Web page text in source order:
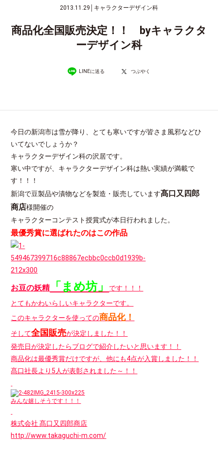
2013.11.29 キャラクターデザイン科
商品化全国販売決定！！ byキャラクタ
ーデザイン科
LINEに送る つぶやく
今日の新潟市は雪が降り、とても寒いですが皆さま風邪などひ
いてないでしょうか？
キャラクターデザイン科の沢居です。
寒い中ですが、キャラクターデザイン科は熱い実績が満載で
す！！！
新潟で豆製品や漬物などを製造・販売しています髙口又四郎
商店様開催の
キャラクターコンテスト授賞式が本日行われました。
最優秀賞に選ばれたのはこの作品
お豆の妖精「まめ坊」
です！！！
とてもかわいらしいキャラクターです。
このキャラクターを使っての商品化！
そして全国販売が決定しました！！
発売日が決定したらブログで紹介したいと思います！！
商品化は最優秀賞だけですが、他にも4点が入賞しました！！
髙口社長より5人が表彰されました～！！
みんな嬉しそうです！！！
株式会社 髙口又四郎商店
http://www.takaguchi-m.com/